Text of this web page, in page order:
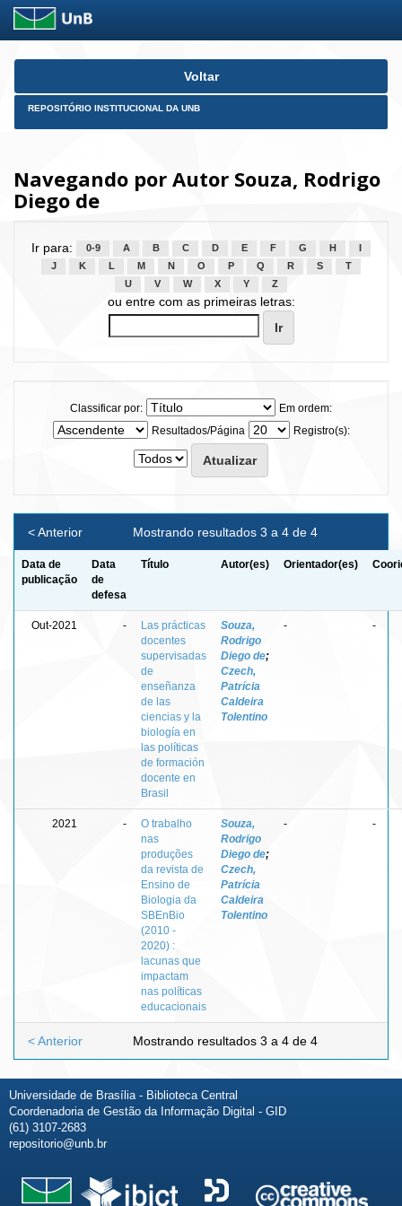
Skip
Voltar
REPOSITÓRIO INSTITUCIONAL DA UNB
Navegando por Autor Souza, Rodrigo
Diego de
Ir para: 0-9 A B C D E F G H
J
K L M N O P Q R S
T
U
V W X Y Z
ou entre com as primeiras letras:
Classificar por:
Em ordem:
Resultados/Página
Registro(s):
Mostrando resultados 3 a 4 de 4
< Anterior
Data de
publicação
Data
de
defesa
Título Autor(es) Orientador(es)
Out-2021 -
Las prácticas
docentes
supervisadas
de
enseñanza
de las
ciencias y la
biología en
las políticas
de formación
docente en
Brasil
Souza,
Rodrigo
Diego de;
Czech,
Patrícia
Caldeira
Tolentino
- -
2021 -
O trabalho
nas
produções
da revista de
Ensino de
Biologia da
SBEnBio
(2010 -
2020) :
lacunas que
impactam
nas políticas
educacionais
Souza,
Rodrigo
Diego de;
Czech,
Patrícia
Caldeira
Tolentino
- -
Mostrando resultados 3 a 4 de 4
< Anterior
Universidade de Brasília - Biblioteca Central
Coordenadoria de Gestão da Informação Digital - GID
(61) 3107-2683
repositorio@unb.br